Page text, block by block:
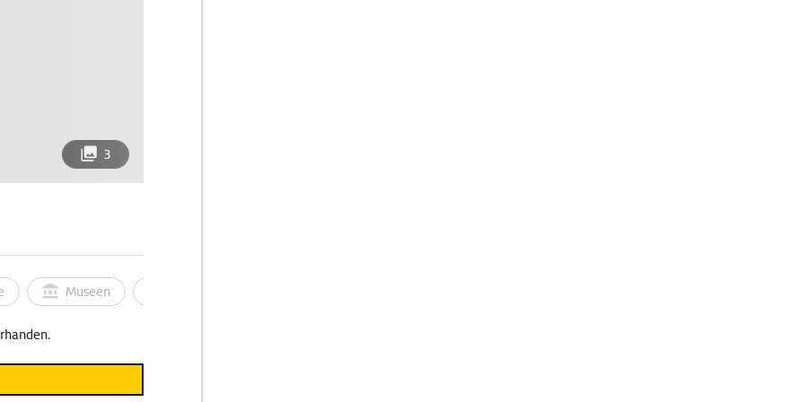
3
Museen